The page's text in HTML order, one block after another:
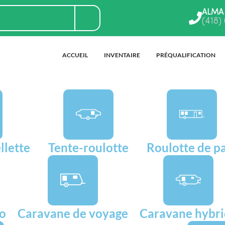
ALMA
(418)
ACCUEIL INVENTAIRE PRÉQUALIFICATION
Tente-roulotte Roulotte de
Caravane de voyage Caravane